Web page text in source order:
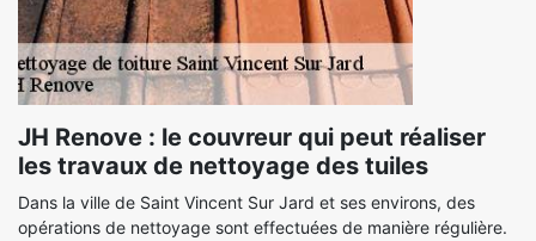
JH Renove : le couvreur qui peut réaliser
les travaux de nettoyage des tuiles
Dans la ville de Saint Vincent Sur Jard et ses environs, des
opérations de nettoyage sont effectuées de manière régulière.